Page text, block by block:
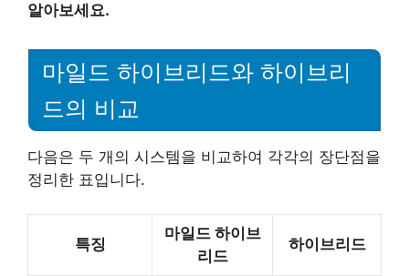
알아보세요.
마일드 하이브리드와 하이브리
드의 비교
다음은 두 개의 시스템을 비교하여 각각의 장단점을
정리한 표입니다.
특징
마일드 하이브
리드
하이브리드